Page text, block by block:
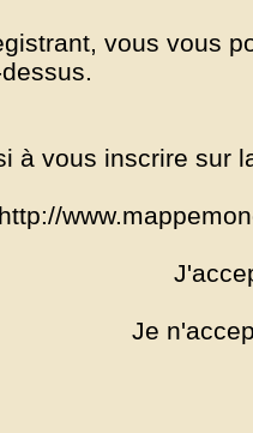
vous vous
à vous inscrire sur
http://
Je